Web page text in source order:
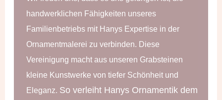
handwerklichen Fähigkeiten unseres
Familienbetriebs mit Hanys Expertise in der
Ornamentmalerei zu verbinden. Diese
Vereinigung macht aus unseren Grabsteinen
kleine Kunstwerke von tiefer Schönheit und
Eleganz. So verleiht Hanys Ornamentik dem